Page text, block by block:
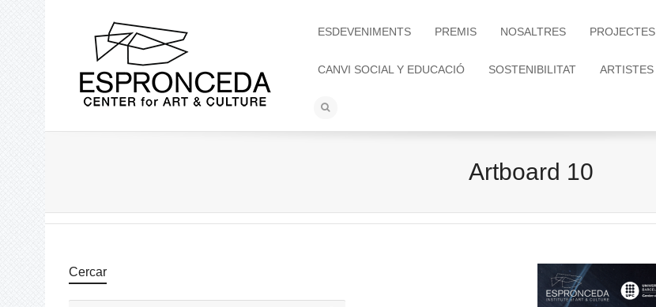
ESDEVENIMENTS PREMIS NOSALTRES PROJECTES
CANVI SOCIAL Y EDUCACIÓ SOSTENIBILITAT ARTISTES
Artboard 10
Cercar